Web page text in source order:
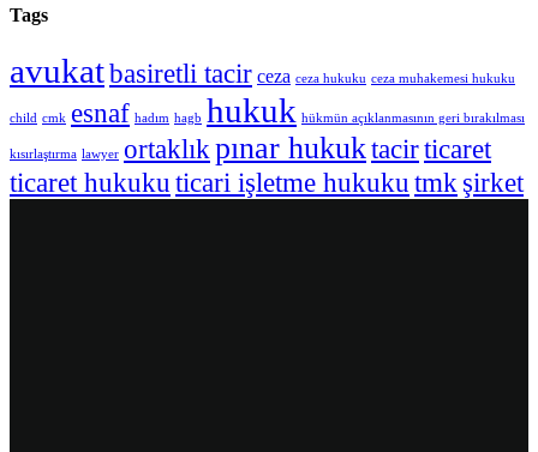
Tags
avukatbasiretli tacir ceza ceza hukuku ceza muhakemesi hukuku
child cmk esnaf hadım hagb hukuk hükmün açıklanmasının geri bırakılması
kısırlaştırma lawyer ortaklıkpınar hukuktacirticaret
ticaret hukuku ticari işletme hukuku tmk şirket